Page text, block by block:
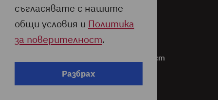
За нас
Връзка с нас
Партньорска програма
Общи условия
Политика за поверителност
Документация
съгласявате с нашите
общи условия и Политика
за поверителност.
Разбрах